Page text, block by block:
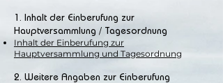
1. Inhalt der Einberufung zur
Hauptversammlung / Tagesordnung
Inhalt der Einberufung zur
Hauptversammlung und Tagesordnung
2. Weitere Angaben zur Einberufung